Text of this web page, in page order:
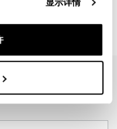
显示详情
闻